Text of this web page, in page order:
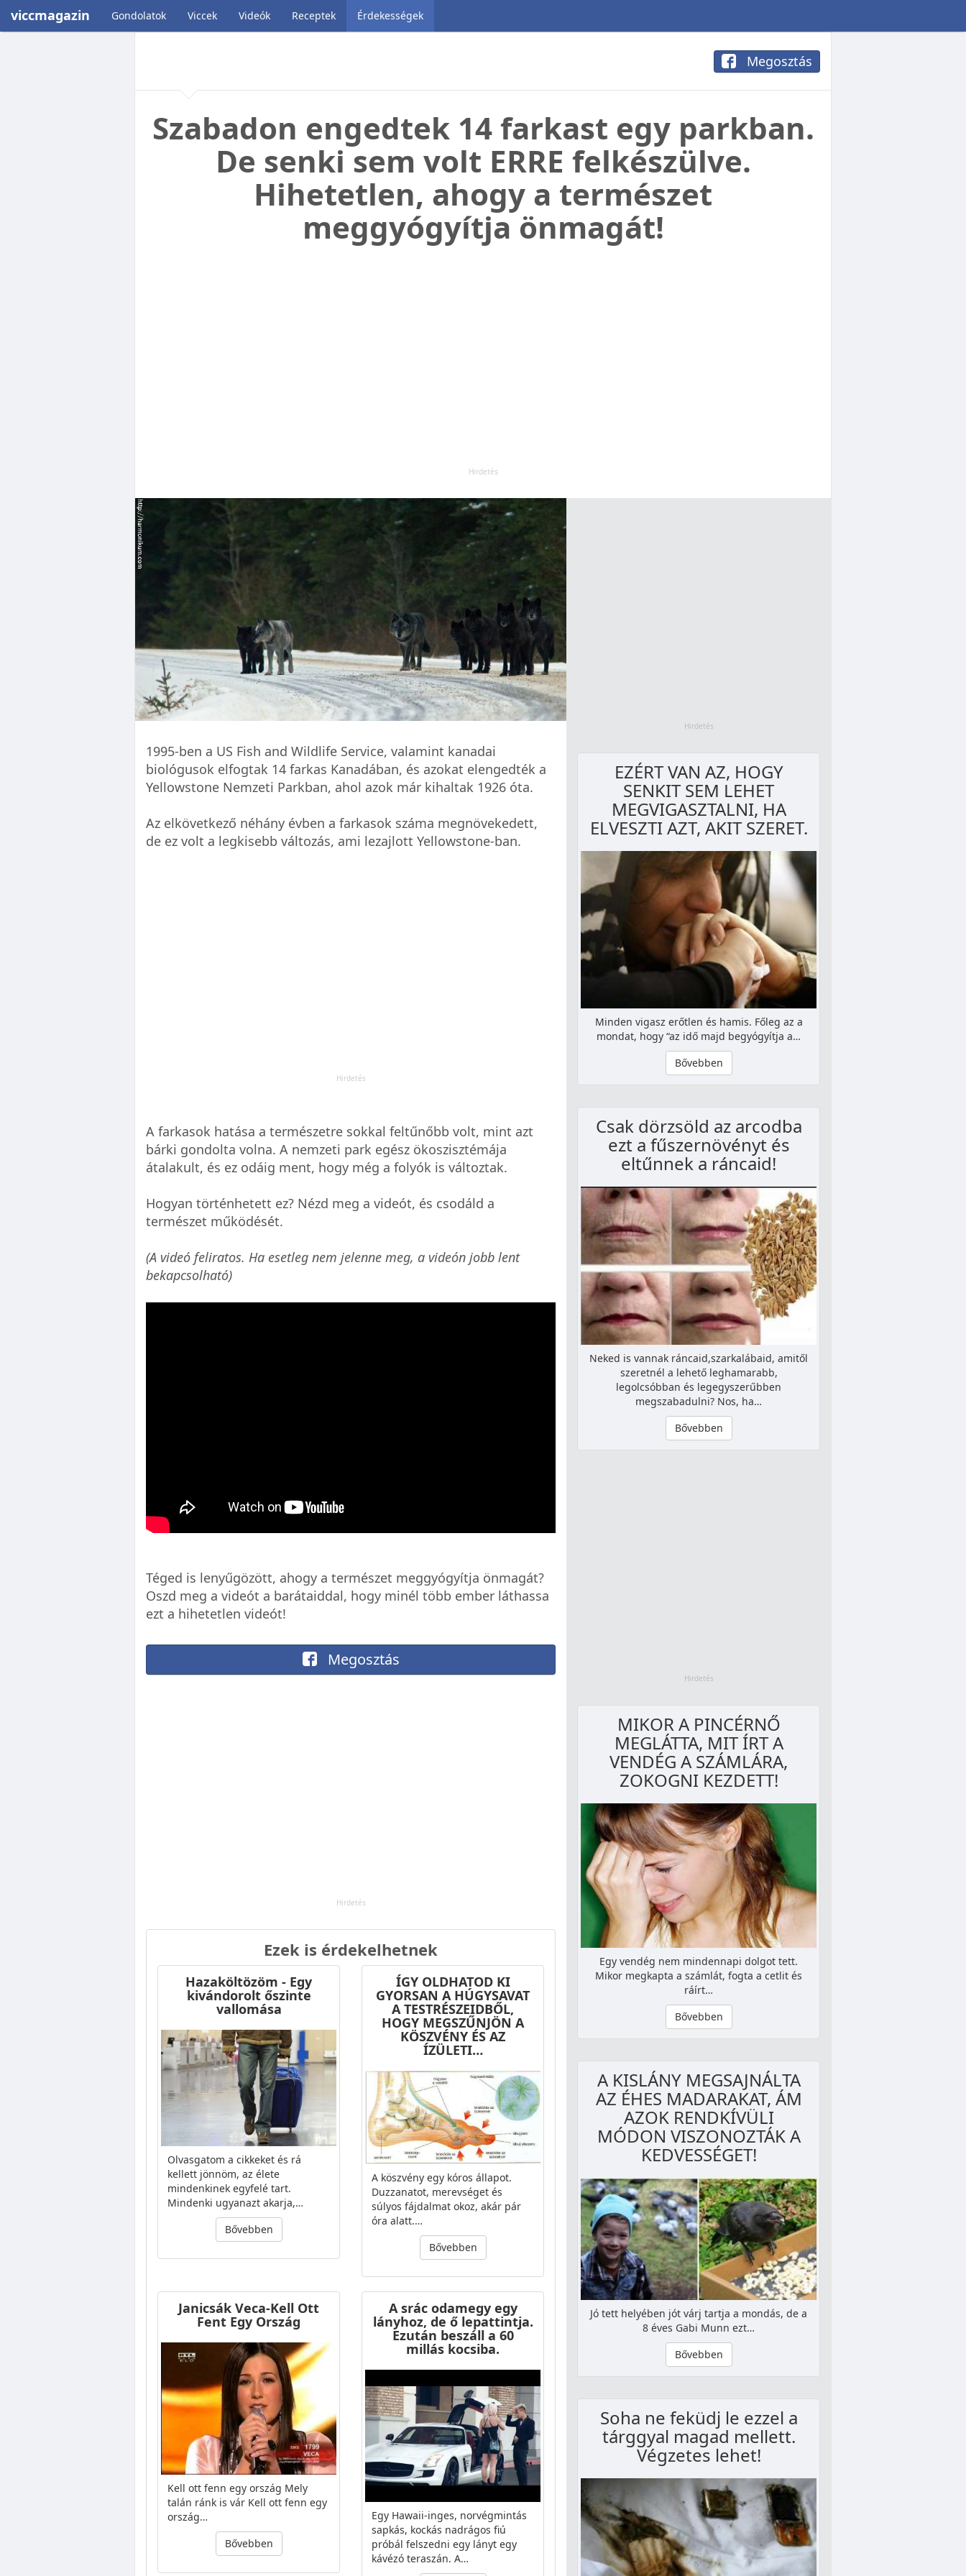
viccmagazin Gondolatok Viccek Videók Receptek Érdekességek
Megosztás
Szabadon engedtek 14 farkast egy parkban.
De senki sem volt ERRE felkészülve.
Hihetetlen, ahogy a természet
meggyógyítja önmagát!
1995-ben a US Fish and Wildlife Service, valamint kanadai
biológusok elfogtak 14 farkas Kanadában, és azokat elengedték a
Yellowstone Nemzeti Parkban, ahol azok már kihaltak 1926 óta.
Az elkövetkező néhány évben a farkasok száma megnövekedett,
de ez volt a legkisebb változás, ami lezajlott Yellowstone-ban.
A farkasok hatása a természetre sokkal feltűnőbb volt, mint azt
bárki gondolta volna. A nemzeti park egész ökoszisztémája
átalakult, és ez odáig ment, hogy még a folyók is változtak.
Hogyan történhetett ez? Nézd meg a videót, és csodáld a
természet működését.
(A videó feliratos. Ha esetleg nem jelenne meg, a videón jobb lent
bekapcsolható)
Téged is lenyűgözött, ahogy a természet meggyógyítja önmagát?
Oszd meg a videót a barátaiddal, hogy minél több ember láthassa
ezt a hihetetlen videót!
Megosztás
Ezek is érdekelhetnek
Hazaköltözöm - Egy
kivándorolt őszinte
vallomása
Olvasgatom a cikkeket és rá
kellett jönnöm, az élete
mindenkinek egyfelé tart.
Mindenki ugyanazt akarja,…
Bővebben
ÍGY OLDHATOD KI
GYORSAN A HÚGYSAVAT
A TESTRÉSZEIDBŐL,
HOGY MEGSZŰNJÖN A
KÖSZVÉNY ÉS AZ
ÍZÜLETI…
A köszvény egy kóros állapot.
Duzzanatot, merevséget és
súlyos fájdalmat okoz, akár pár
óra alatt.…
Bővebben
Janicsák Veca-Kell Ott
Fent Egy Ország
Kell ott fenn egy ország Mely
talán ránk is vár Kell ott fenn egy
ország…
Bővebben
A srác odamegy egy
lányhoz, de ő lepattintja.
Ezután beszáll a 60
millás kocsiba.
Egy Hawaii-inges, norvégmintás
sapkás, kockás nadrágos fiú
próbál felszedni egy lányt egy
kávézó teraszán. A…
EZÉRT VAN AZ, HOGY
SENKIT SEM LEHET
MEGVIGASZTALNI, HA
ELVESZTI AZT, AKIT SZERET.
Minden vigasz erőtlen és hamis. Főleg az a
mondat, hogy “az idő majd begyógyítja a…
Bővebben
Csak dörzsöld az arcodba
ezt a fűszernövényt és
eltűnnek a ráncaid!
Neked is vannak ráncaid,szarkalábaid, amitől
szeretnél a lehető leghamarabb,
legolcsóbban és legegyszerűbben
megszabadulni? Nos, ha…
Bővebben
MIKOR A PINCÉRNŐ
MEGLÁTTA, MIT ÍRT A
VENDÉG A SZÁMLÁRA,
ZOKOGNI KEZDETT!
Egy vendég nem mindennapi dolgot tett.
Mikor megkapta a számlát, fogta a cetlit és
ráírt…
Bővebben
A KISLÁNY MEGSAJNÁLTA
AZ ÉHES MADARAKAT, ÁM
AZOK RENDKÍVÜLI
MÓDON VISZONOZTÁK A
KEDVESSÉGET!
Jó tett helyében jót várj tartja a mondás, de a
8 éves Gabi Munn ezt…
Bővebben
Soha ne feküdj le ezzel a
tárggyal magad mellett.
Végzetes lehet!